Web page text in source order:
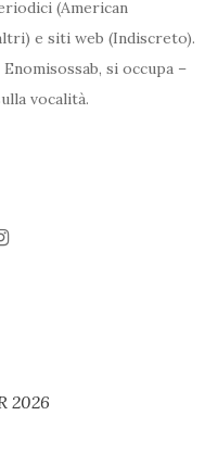
(American
e siti web (Indiscreto).
si occupa –
vocalità.
2026